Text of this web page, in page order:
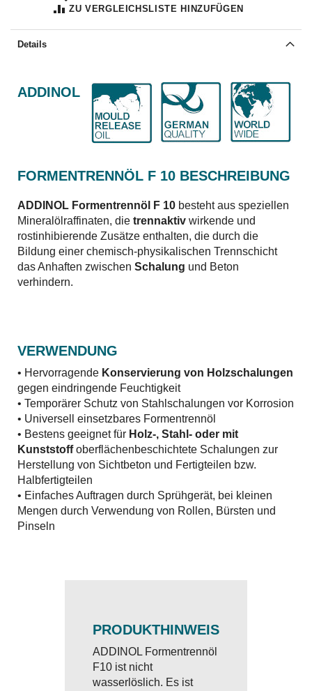
ZU VERGLEICHSLISTE HINZUFÜGEN
Details
ADDINOL
FORMENTRENNÖL F 10 BESCHREIBUNG
ADDINOL Formentrennöl F 10 besteht aus speziellen
Mineralölraffinaten, die trennaktiv wirkende und
rostinhibierende Zusätze enthalten, die durch die
Bildung einer chemisch-physikalischen Trennschicht
das Anhaften zwischen Schalung und Beton
verhindern.
VERWENDUNG
• Hervorragende Konservierung von Holzschalungen
gegen eindringende Feuchtigkeit
• Temporärer Schutz von Stahlschalungen vor Korrosion
• Universell einsetzbares Formentrennöl
• Bestens geeignet für Holz-, Stahl- oder mit
Kunststoffoberflächenbeschichtete Schalungen zur
Herstellung von Sichtbeton und Fertigteilen bzw.
Halbfertigteilen
• Einfaches Auftragen durch Sprühgerät, bei kleinen
Mengen durch Verwendung von Rollen, Bürsten und
Pinseln
PRODUKTHINWEIS
ADDINOL Formentrennöl
F10 ist nicht
wasserlöslich. Es ist